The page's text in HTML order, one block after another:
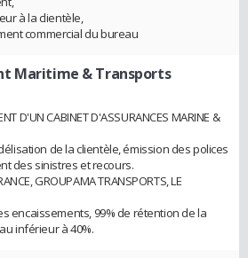
à la clientèle,
commercial du bureau
Maritime & Transports
D'UN CABINET D'ASSURANCES MARINE &
de la clientèle, émission des polices
des sinistres et recours.
GROUPAMA TRANSPORTS, LE
encaissements, 99% de rétention de la
inférieur à 40%.